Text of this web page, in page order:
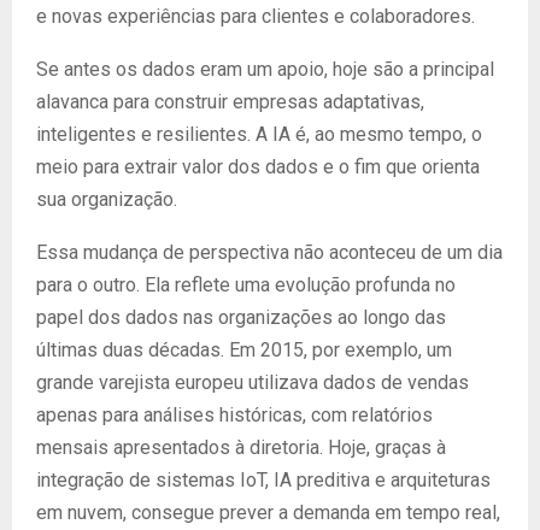
e novas experiências para clientes e colaboradores.
Se antes os dados eram um apoio, hoje são a principal
alavanca para construir empresas adaptativas,
inteligentes e resilientes. A IA é, ao mesmo tempo, o
meio para extrair valor dos dados e o fim que orienta
sua organização.
Essa mudança de perspectiva não aconteceu de um dia
para o outro. Ela reflete uma evolução profunda no
papel dos dados nas organizações ao longo das
últimas duas décadas. Em 2015, por exemplo, um
grande varejista europeu utilizava dados de vendas
apenas para análises históricas, com relatórios
mensais apresentados à diretoria. Hoje, graças à
integração de sistemas IoT, IA preditiva e arquiteturas
em nuvem, consegue prever a demanda em tempo real,